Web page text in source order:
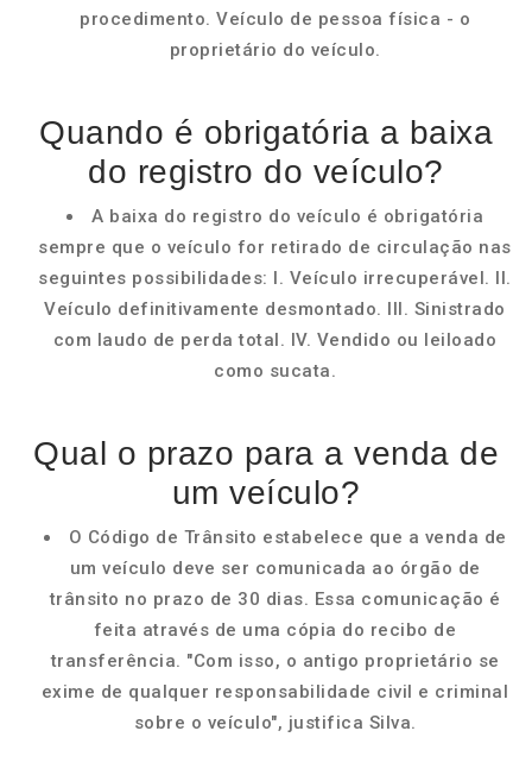
procedimento. Veículo de pessoa física - o
proprietário do veículo.
Quando é obrigatória a baixa
do registro do veículo?
A baixa do registro do veículo é obrigatória
sempre que o veículo for retirado de circulação nas
seguintes possibilidades: I. Veículo irrecuperável. II.
Veículo definitivamente desmontado. III. Sinistrado
com laudo de perda total. IV. Vendido ou leiloado
como sucata.
Qual o prazo para a venda de
um veículo?
O Código de Trânsito estabelece que a venda de
um veículo deve ser comunicada ao órgão de
trânsito no prazo de 30 dias. Essa comunicação é
feita através de uma cópia do recibo de
transferência. "Com isso, o antigo proprietário se
exime de qualquer responsabilidade civil e criminal
sobre o veículo", justifica Silva.